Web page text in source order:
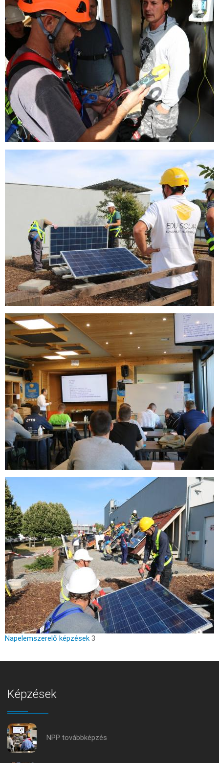
Napelemszerelő képzések 3
Képzések
NPP továbbképzés